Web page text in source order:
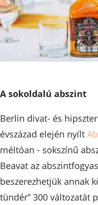
A sokoldalú abszint
Berlin divat- és
évszázad elején nyílt
méltóan - sokszínű
Beavat az
beszerezhetjük annak
tündér” 300 változatát